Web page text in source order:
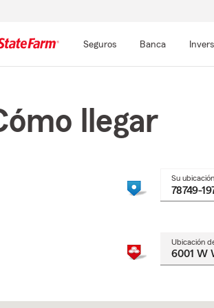
Seguros Banca
llegar
Su ubicación
Ubicación